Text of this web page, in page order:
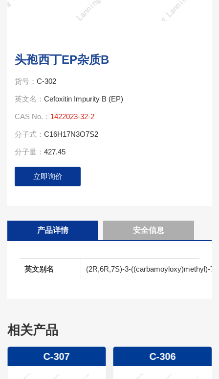
头孢西丁EP杂质B
货号： C-302
英文名： Cefoxitin Impurity B (EP)
CAS No.： 1422023-32-2
分子式： C16H17N3O7S2
分子量： 427.45
立即询价
产品详情 安全信息
英文别名 (2R,6R,7S)-3-((carbamoyloxy)methyl)-
相关产品
C-307 C-306